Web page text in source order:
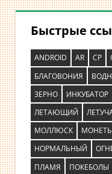
Быстрые
ANDROID AR CP
БЛАГОВОНИЯ
ЗЕРНО
ИНКУБАТОР
ЛЕТАЮЩИЙ
МОЛЛЮСК
МОНЕТЫ
НОРМАЛЬНЫЙ
ПЛАМЯ
ПОКЕБОЛЫ